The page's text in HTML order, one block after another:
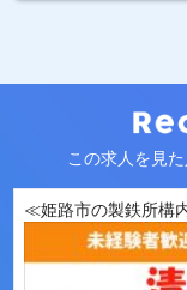
この求人を見
≪姫路市の製鉄所構